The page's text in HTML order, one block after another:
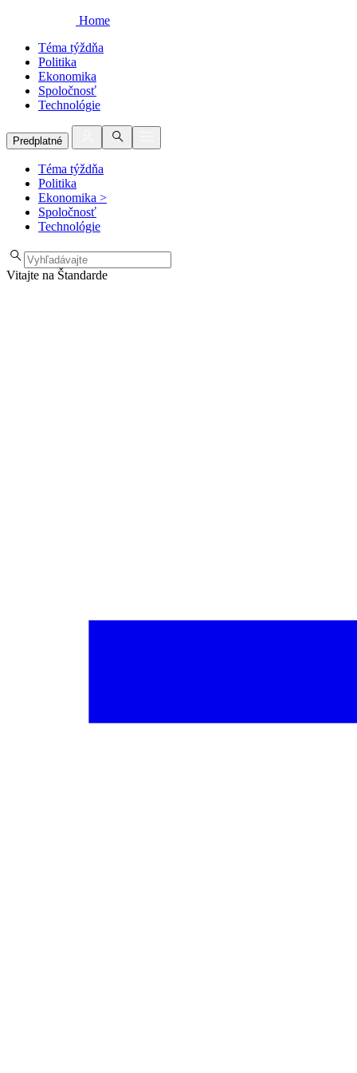
Home
Téma týždňa
Politika
Ekonomika
Spoločnosť
Technológie
Predplatné
Téma týždňa
Politika
Ekonomika >
Spoločnosť
Technológie
Vitajte na Štandarde